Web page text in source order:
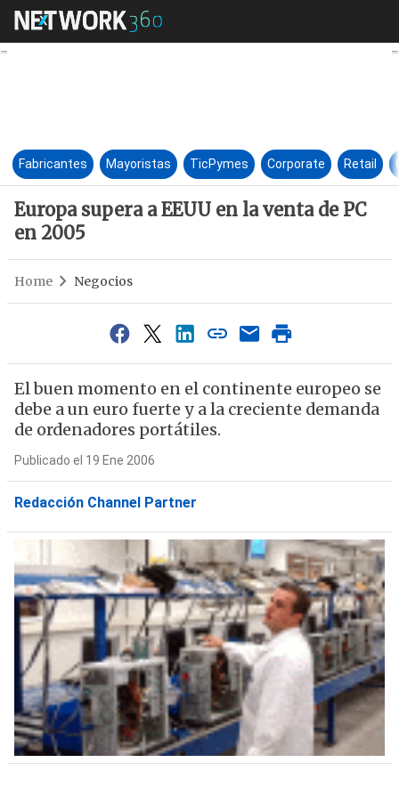
Europa supera a EEUU en la
Fabricantes Mayoristas TicPymes Corporate Retail
Europa supera a EEUU en la venta de PC
en 2005
Home Negocios
El buen momento en el continente europeo se
debe a un euro fuerte y a la creciente demanda
de ordenadores portátiles.
Publicado el 19 Ene 2006
Redacción Channel Partner